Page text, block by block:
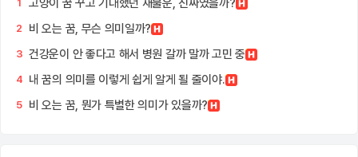
1 고양이 꿈 꾸고 기대했던 재물운, 진짜였을까?
2 비 오는 꿈, 무슨 의미일까?
3 건강운이 안 좋다고 해서 병원 갈까 말까 고민 중
4 내 꿈의 의미를 이렇게 쉽게 알게 될 줄이야.
5 비 오는 꿈, 뭔가 특별한 의미가 있을까?